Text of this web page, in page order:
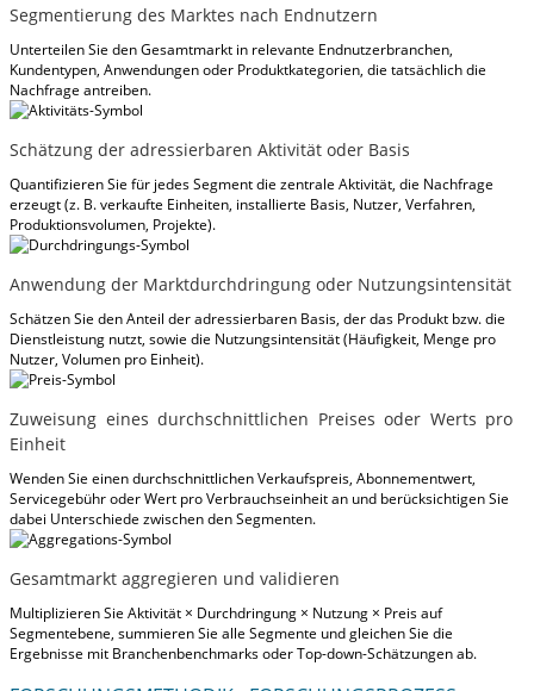
Segmentierung des Marktes nach Endnutzern
Unterteilen Sie den Gesamtmarkt in relevante Endnutzerbranchen,
Kundentypen, Anwendungen oder Produktkategorien, die tatsächlich die
Nachfrage antreiben.
Schätzung der adressierbaren Aktivität oder Basis
Quantifizieren Sie für jedes Segment die zentrale Aktivität, die Nachfrage
erzeugt (z. B. verkaufte Einheiten, installierte Basis, Nutzer, Verfahren,
Produktionsvolumen, Projekte).
Anwendung der Marktdurchdringung oder Nutzungsintensität
Schätzen Sie den Anteil der adressierbaren Basis, der das Produkt bzw. die
Dienstleistung nutzt, sowie die Nutzungsintensität (Häufigkeit, Menge pro
Nutzer, Volumen pro Einheit).
Zuweisung eines durchschnittlichen Preises oder Werts pro
Einheit
Wenden Sie einen durchschnittlichen Verkaufspreis, Abonnementwert,
Servicegebühr oder Wert pro Verbrauchseinheit an und berücksichtigen Sie
dabei Unterschiede zwischen den Segmenten.
Gesamtmarkt aggregieren und validieren
Multiplizieren Sie Aktivität × Durchdringung × Nutzung × Preis auf
Segmentebene, summieren Sie alle Segmente und gleichen Sie die
Ergebnisse mit Branchenbenchmarks oder Top-down-Schätzungen ab.